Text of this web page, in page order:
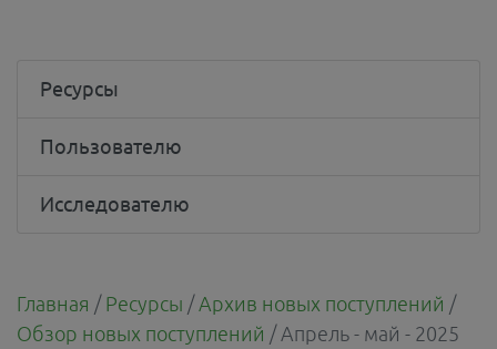
Ресурсы
Пользователю
Исследователю
Главная / Ресурсы / Архив новых поступлений /
Обзор новых поступлений / Апрель - май - 2025